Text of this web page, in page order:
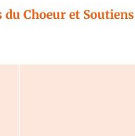
du Choeur et Soutiens